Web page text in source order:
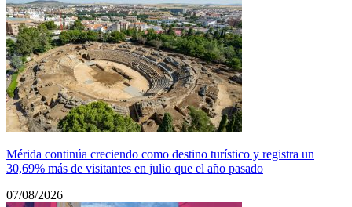
Mérida continúa creciendo como destino turístico y registra un
30,69% más de visitantes en julio que el año pasado
07/08/2026